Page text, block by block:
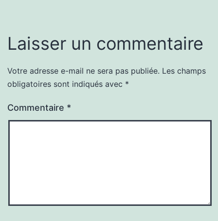
Laisser un commentaire
Votre adresse e-mail ne sera pas publiée. Les champs
obligatoires sont indiqués avec *
Commentaire *